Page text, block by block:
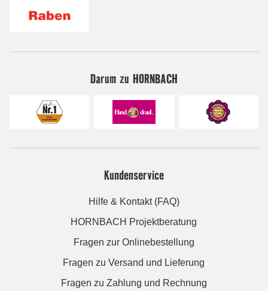
Darum zu HORNBACH
Kundenservice
Hilfe & Kontakt (FAQ)
HORNBACH Projektberatung
Fragen zur Onlinebestellung
Fragen zu Versand und Lieferung
Fragen zu Zahlung und Rechnung